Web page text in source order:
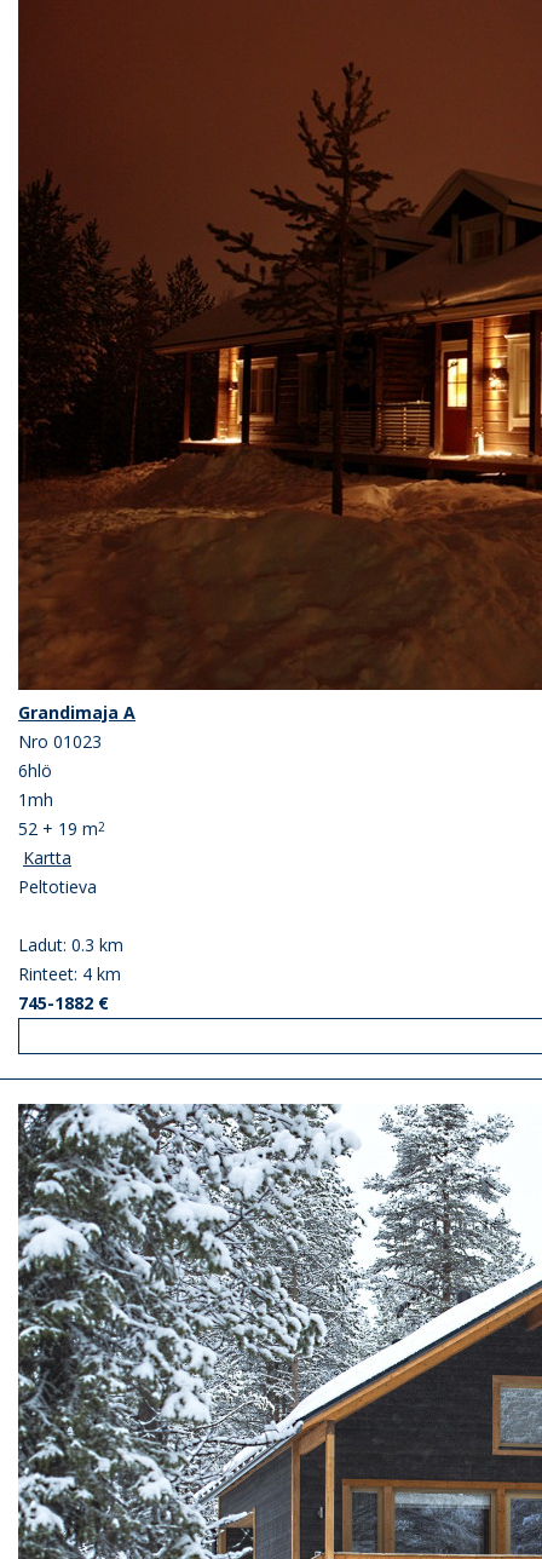
Grandimaja A
Nro 01023
6hlö
1mh
52 + 19 m2
Kartta
Peltotieva
Ladut: 0.3 km
Rinteet: 4 km
745-1882 €